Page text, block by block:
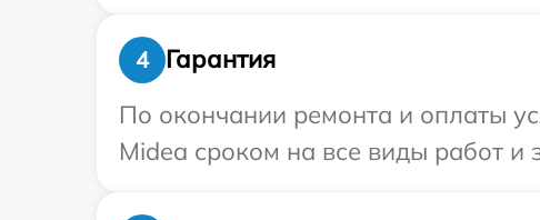
4
Гарантия
По окончании ремонта и оплаты
Midea сроком на все виды работ и